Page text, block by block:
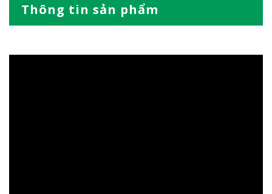
Thông tin sản phẩm